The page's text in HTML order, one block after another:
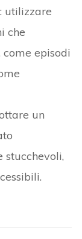
: utilizzare
che
episodi
un
stucchevoli,